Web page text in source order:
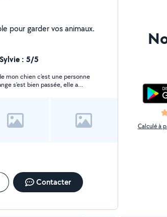
pour garder vos animaux.
: 5/5
une personne
s'est bien passée, elle a
Contacter
Calculé à